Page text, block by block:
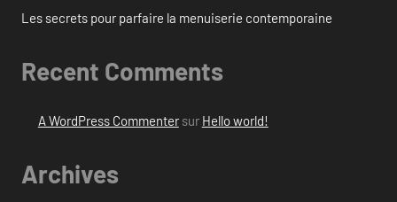
Les secrets pour parfaire la menuiserie contemporaine
Recent Comments
A WordPress Commentersur Hello world!
Archives